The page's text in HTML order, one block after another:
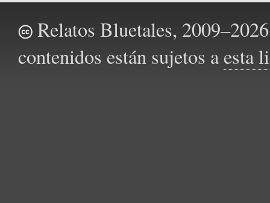
Relatos Bluetales,
contenidos están sujetos aesta